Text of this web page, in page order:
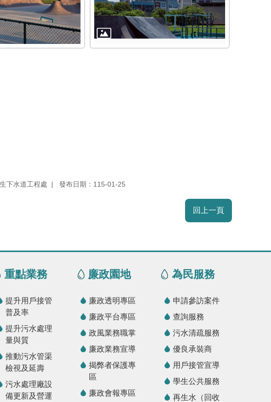
下水道工程處 發布日期：115-01-25
回上一頁
重點業務
提升用戶接管
普及率
提升污水處理
量與質
推動污水管渠
檢視及延壽
污水處理廠設
備更新及營運
廉政園地
廉政透明專區
廉政平台專區
政風業務職掌
廉政業務宣導
揭弊者保護專
區
廉政會報專區
為民服務
申請參訪案件
查詢服務
污水清疏服務
優良承裝商
用戶接管宣導
學生公共服務
再生水（回收